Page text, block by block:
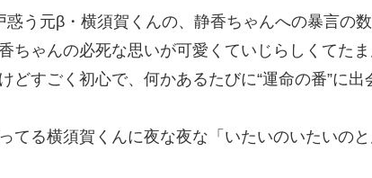
惑う元β・横須賀くんの、静香ちゃんへの暴言の
ちゃんの必死な思いが可愛くていじらしくてたま
どすごく初心で、何かあるたびに“運命の番”に
てる横須賀くんに夜な夜な「いたいのいたいの